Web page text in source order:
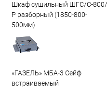
Шкаф сушильный ШГС/С-800/
Р разборный (1850-800-
500мм)
«ГАЗЕЛЬ» МБА-3 Сейф
встраиваемый